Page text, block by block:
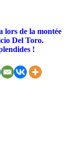
lors de la montée
Del Toro.
!